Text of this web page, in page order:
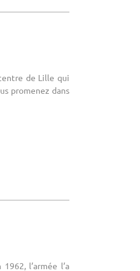
de Lille qui
promenez dans
l’armée l’a